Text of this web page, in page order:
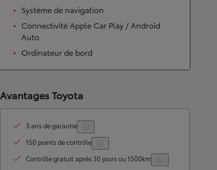
Système de navigation
Connectivité Apple Car Play / Android
Auto
Ordinateur de bord
Avantages Toyota
3 ans de garantie
150 points de contrôle
Contrôle gratuit après 30 jours ou 1500km